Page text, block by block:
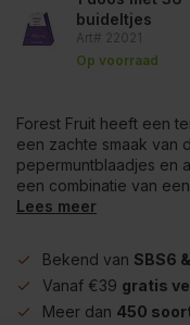
buideltjes
Art# 22021
Op voorraad
Forest Fruit heeft een
een zachte smaak van
pepermuntblaadjes en
een combinatie van
Lees meer
Bekend van SBS6
Vanaf €39 gratis
Meer dan 450